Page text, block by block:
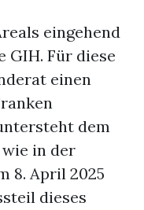
eingehend
GIH. Für diese
einen
dem
in der
8. April 2025
dieses